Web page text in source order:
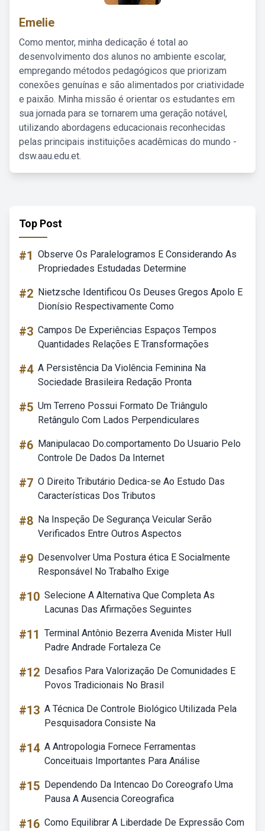
Emelie
Como mentor, minha dedicação é total ao
desenvolvimento dos alunos no ambiente escolar,
empregando métodos pedagógicos que priorizam
conexões genuínas e são alimentados por criatividade
e paixão. Minha missão é orientar os estudantes em
sua jornada para se tornarem uma geração notável,
utilizando abordagens educacionais reconhecidas
pelas principais instituições acadêmicas do mundo -
dsw.aau.edu.et.
Top Post
#1 Observe Os Paralelogramos E Considerando As
Propriedades Estudadas Determine
#2 Nietzsche Identificou Os Deuses Gregos Apolo E
Dionísio Respectivamente Como
#3 Campos De Experiências Espaços Tempos
Quantidades Relações E Transformações
#4 A Persistência Da Violência Feminina Na
Sociedade Brasileira Redação Pronta
#5 Um Terreno Possui Formato De Triângulo
Retângulo Com Lados Perpendiculares
#6 Manipulacao Do.comportamento Do Usuario Pelo
Controle De Dados Da Internet
#7 O Direito Tributário Dedica-se Ao Estudo Das
Características Dos Tributos
#8 Na Inspeção De Segurança Veicular Serão
Verificados Entre Outros Aspectos
#9 Desenvolver Uma Postura ética E Socialmente
Responsável No Trabalho Exige
#10 Selecione A Alternativa Que Completa As
Lacunas Das Afirmações Seguintes
#11 Terminal Antônio Bezerra Avenida Mister Hull
Padre Andrade Fortaleza Ce
#12 Desafios Para Valorização De Comunidades E
Povos Tradicionais No Brasil
#13 A Técnica De Controle Biológico Utilizada Pela
Pesquisadora Consiste Na
#14 A Antropologia Fornece Ferramentas
Conceituais Importantes Para Análise
#15 Dependendo Da Intencao Do Coreografo Uma
Pausa A Ausencia Coreografica
#16 Como Equilibrar A Liberdade De Expressão Com